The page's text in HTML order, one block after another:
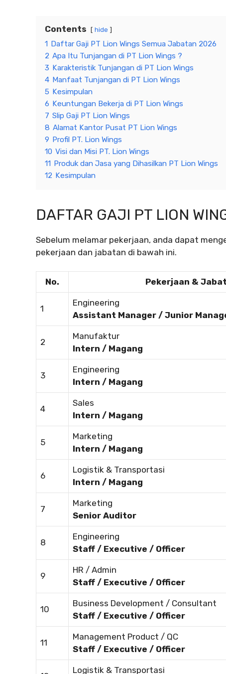
Contents hide
1 Daftar Gaji PT Lion Wings Semua Jabatan 2026
2 Apa Itu Tunjangan di PT Lion Wings ?
3 Karakteristik Tunjangan di PT Lion Wings
4 Manfaat Tunjangan di PT Lion Wings
5 Kesimpulan
6 Keuntungan Bekerja di PT Lion Wings
7 Slip Gaji PT Lion Wings
8 Alamat Kantor Pusat PT Lion Wings
9 Profil PT. Lion Wings
10 Visi dan Misi PT. Lion Wings
11 Produk dan Jasa yang Dihasilkan PT Lion Wings
12 Kesimpulan
DAFTAR GAJI PT LION
Sebelum melamar pekerjaan, anda dapat
pekerjaan dan jabatan di bawah ini.
No. Pekerjaan &
1
Engineering
Assistant Manager / Junior
2
Manufaktur
Intern / Magang
3
Engineering
Intern / Magang
4
Sales
Intern / Magang
5
Marketing
Intern / Magang
6
Logistik & Transportasi
Intern / Magang
7
Marketing
Senior Auditor
8
Engineering
Staff / Executive / Officer
9
HR / Admin
Staff / Executive / Officer
10
Business Development / Consultant
Staff / Executive / Officer
11
Management Product / QC
Staff / Executive / Officer
Logistik & Transportasi